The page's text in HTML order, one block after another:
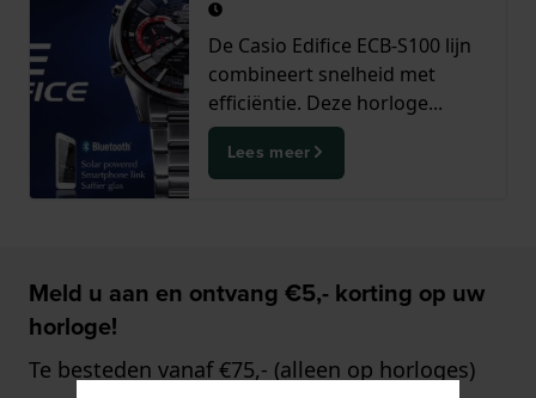
De Casio Edifice ECB-S100 lijn
combineert snelheid met
efficiëntie. Deze horloge...
Lees meer
Meld u aan en ontvang €5,- korting op uw
horloge!
Te besteden vanaf €75,- (alleen op horloges)